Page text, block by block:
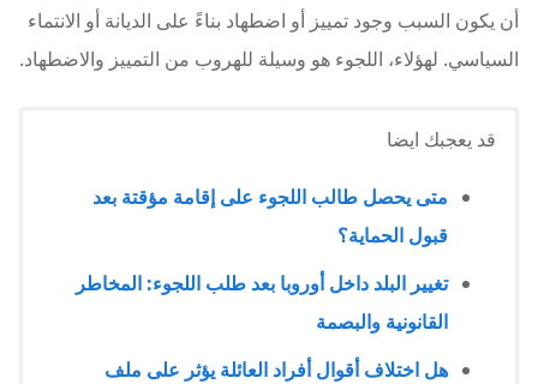
أن يكون السبب وجود تمييز أو اضطهاد بناءً على الديانة أو الانتماء
السياسي. لهؤلاء، اللجوء هو وسيلة للهروب من التمييز والاضطهاد.
قد يعجبك ايضا
متى يحصل طالب اللجوء على إقامة مؤقتة بعد
قبول الحماية؟
تغيير البلد داخل أوروبا بعد طلب اللجوء: المخاطر
القانونية والبصمة
هل اختلاف أقوال أفراد العائلة يؤثر على ملف